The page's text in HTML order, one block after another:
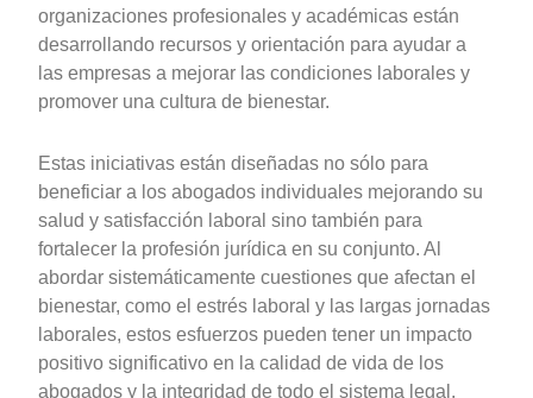
organizaciones profesionales y académicas están
desarrollando recursos y orientación para ayudar a
las empresas a mejorar las condiciones laborales y
promover una cultura de bienestar.
Estas iniciativas están diseñadas no sólo para
beneficiar a los abogados individuales mejorando su
salud y satisfacción laboral sino también para
fortalecer la profesión jurídica en su conjunto. Al
abordar sistemáticamente cuestiones que afectan el
bienestar, como el estrés laboral y las largas jornadas
laborales, estos esfuerzos pueden tener un impacto
positivo significativo en la calidad de vida de los
abogados y la integridad de todo el sistema legal.